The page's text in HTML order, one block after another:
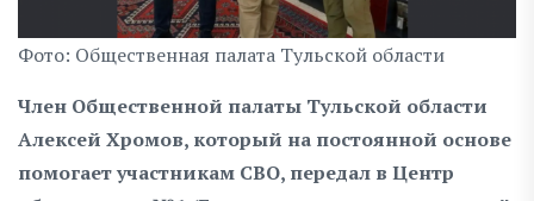
Фото: Общественная палата Тульской области
Член Общественной палаты Тульской области
Алексей Хромов, который на постоянной основе
помогает участникам СВО, передал в Центр